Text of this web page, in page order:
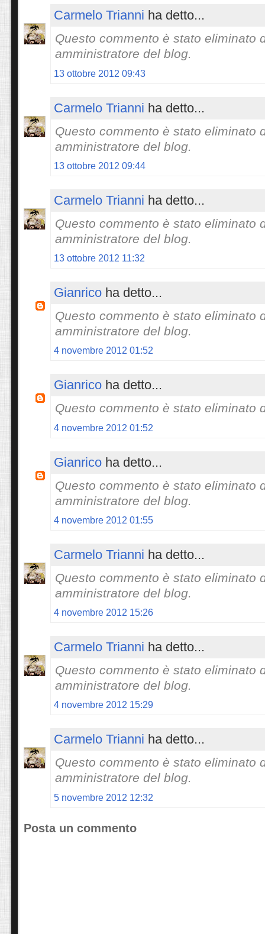
Carmelo Trianni ha detto...
Questo commento è stato eliminato
amministratore del blog.
13 ottobre 2012 09:43
Carmelo Trianni ha detto...
Questo commento è stato eliminato
amministratore del blog.
13 ottobre 2012 09:44
Carmelo Trianni ha detto...
Questo commento è stato eliminato
amministratore del blog.
13 ottobre 2012 11:32
Gianrico ha detto...
Questo commento è stato eliminato
amministratore del blog.
4 novembre 2012 01:52
Gianrico ha detto...
Questo commento è stato eliminato
4 novembre 2012 01:52
Gianrico ha detto...
Questo commento è stato eliminato
amministratore del blog.
4 novembre 2012 01:55
Carmelo Trianni ha detto...
Questo commento è stato eliminato
amministratore del blog.
4 novembre 2012 15:26
Carmelo Trianni ha detto...
Questo commento è stato eliminato
amministratore del blog.
4 novembre 2012 15:29
Carmelo Trianni ha detto...
Questo commento è stato eliminato
amministratore del blog.
5 novembre 2012 12:32
Posta un commento